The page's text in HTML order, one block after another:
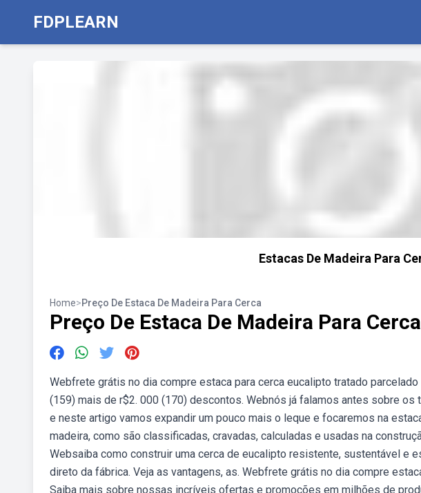
FDPLEARN
Estacas De Madeira Para
Home>Preço De Estaca De Madeira Para Cerca
Preço De Estaca De Madeira Para Cerca
Webfrete grátis no dia compre estaca para cerca eucalipto tratado
(159) mais de r$2. 000 (170) descontos. Webnós já falamos antes sobre
e neste artigo vamos expandir um pouco mais o leque e focaremos na
madeira, como são classificadas, cravadas, calculadas e usadas na
Websaiba como construir uma cerca de eucalipto resistente, sustentável e
direto da fábrica. Veja as vantagens, as. Webfrete grátis no dia compre
Saiba mais sobre nossas incríveis ofertas e promoções em milhões de